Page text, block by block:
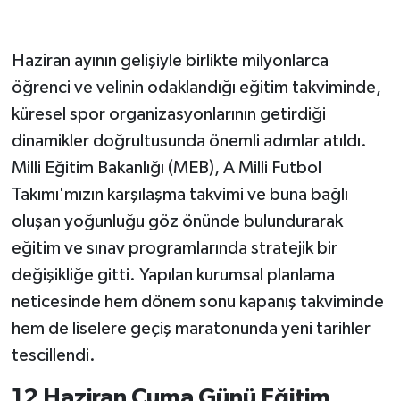
Haziran ayının gelişiyle birlikte milyonlarca
öğrenci ve velinin odaklandığı eğitim takviminde,
küresel spor organizasyonlarının getirdiği
dinamikler doğrultusunda önemli adımlar atıldı.
Milli Eğitim Bakanlığı (MEB), A Milli Futbol
Takımı'mızın karşılaşma takvimi ve buna bağlı
oluşan yoğunluğu göz önünde bulundurarak
eğitim ve sınav programlarında stratejik bir
değişikliğe gitti. Yapılan kurumsal planlama
neticesinde hem dönem sonu kapanış takviminde
hem de liselere geçiş maratonunda yeni tarihler
tescillendi.